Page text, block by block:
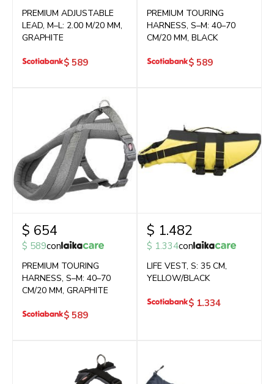
PREMIUM ADJUSTABLE
LEAD, M–L: 2.00 M/20 MM,
GRAPHITE
$ 589
PREMIUM TOURING
HARNESS, S–M: 40–70
CM/20 MM, BLACK
$ 589
$ 654
$ 589con
PREMIUM TOURING
HARNESS, S–M: 40–70
CM/20 MM, GRAPHITE
$ 589
$ 1.482
$ 1.334con
LIFE VEST, S: 35 CM,
YELLOW/BLACK
$ 1.334